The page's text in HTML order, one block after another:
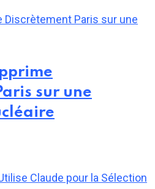
sur une